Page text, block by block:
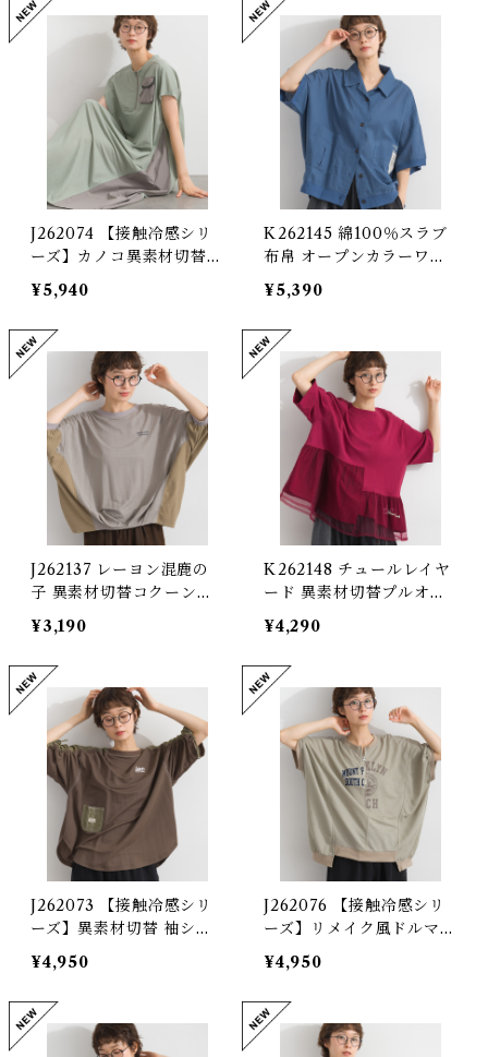
J262074 【接触冷感シリ
ーズ】カノコ異素材切替フ
ロントZIPワンピース / C
ool-Touch Piqué Mixe
d-Fabric Front-Zip Dre
ss
¥5,940
K262145 綿100％スラブ
布帛 オープンカラーワー
クシャツ / Cotton Slub
Open-Collar Work Shir
t
¥5,390
J262137 レーヨン混鹿の
子 異素材切替コクーンプ
ルオーバー / Rayon-Blen
d Piqué Mixed-Fabric
Cocoon Pullover
¥3,190
K262148 チュールレイヤ
ード 異素材切替プルオー
バー / Tulle-Layered Mi
xed-Fabric Pullover
¥4,290
J262073 【接触冷感シリ
ーズ】異素材切替 袖シャ
ーリングプルオーバー / C
ool-Touch Mixed-Fabr
ic Shirred-Sleeve Pullo
ver
¥4,950
J262076 【接触冷感シリ
ーズ】リメイク風ドルマン
ハーフZIPプリントプルオ
ーバー / Cool-Touch Re
make-Inspired Dolman
Half-Zip Graphic Pullo
¥4,950